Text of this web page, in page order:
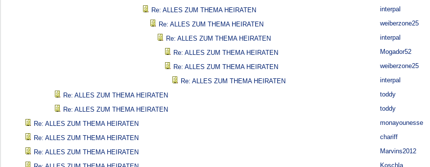
Re: ALLES ZUM THEMA HEIRATEN
interpal
Re: ALLES ZUM THEMA HEIRATEN
weiberzone25
Re: ALLES ZUM THEMA HEIRATEN
interpal
Re: ALLES ZUM THEMA HEIRATEN
Mogador52
Re: ALLES ZUM THEMA HEIRATEN
weiberzone25
Re: ALLES ZUM THEMA HEIRATEN
interpal
Re: ALLES ZUM THEMA HEIRATEN
toddy
Re: ALLES ZUM THEMA HEIRATEN
toddy
Re: ALLES ZUM THEMA HEIRATEN
monayounesse
Re: ALLES ZUM THEMA HEIRATEN
chariff
Re: ALLES ZUM THEMA HEIRATEN
Marvins2012
Koschla